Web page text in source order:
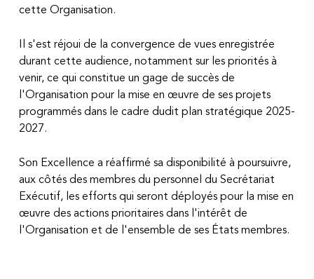
cette Organisation.
Il s'est réjoui de la convergence de vues enregistrée
durant cette audience, notamment sur les priorités à
venir, ce qui constitue un gage de succès de
l'Organisation pour la mise en œuvre de ses projets
programmés dans le cadre dudit plan stratégique 2025-
2027.
Son Excellence a réaffirmé sa disponibilité à poursuivre,
aux côtés des membres du personnel du Secrétariat
Exécutif, les efforts qui seront déployés pour la mise en
œuvre des actions prioritaires dans l'intérêt de
l'Organisation et de l'ensemble de ses États membres.